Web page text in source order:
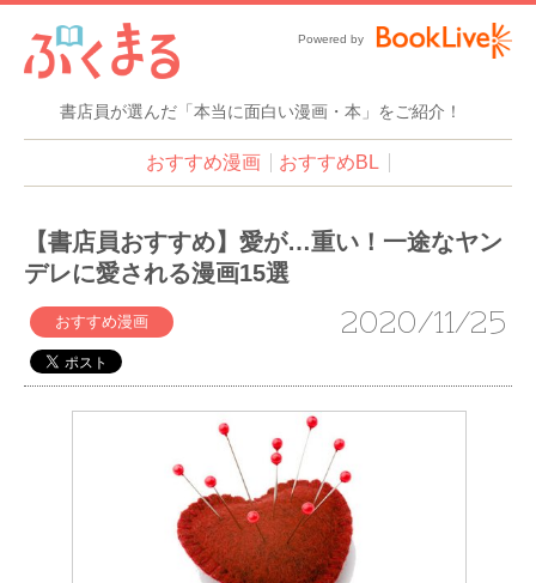
書店員が選んだ「本当に面白い漫画・本」をご紹介！
Powered by
おすすめ漫画 おすすめBL
【書店員おすすめ】愛が…重い！一途なヤン
デレに愛される漫画15選
おすすめ漫画 2020/11/25